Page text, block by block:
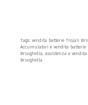
Tags: vendita batterie Trojan
Accumulatori e vendita
Brisighella, assistenza e
Brisighella